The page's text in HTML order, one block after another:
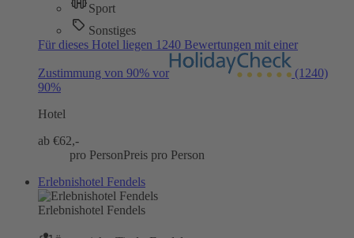
Sport
Sonstiges
Für dieses Hotel liegen 1240 Bewertungen mit einer
Zustimmung von 90% vor
(1240)
90%
Hotel
ab €62,-
pro PersonPreis pro Person
Erlebnishotel Fendels
Erlebnishotel Fendels